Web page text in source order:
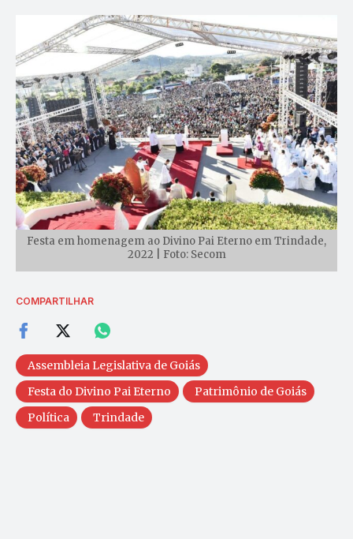
Festa em homenagem ao Divino Pai Eterno em Trindade,
2022 | Foto: Secom
COMPARTILHAR
Assembleia Legislativa de Goiás
Festa do Divino Pai Eterno
Patrimônio de Goiás
Política
Trindade